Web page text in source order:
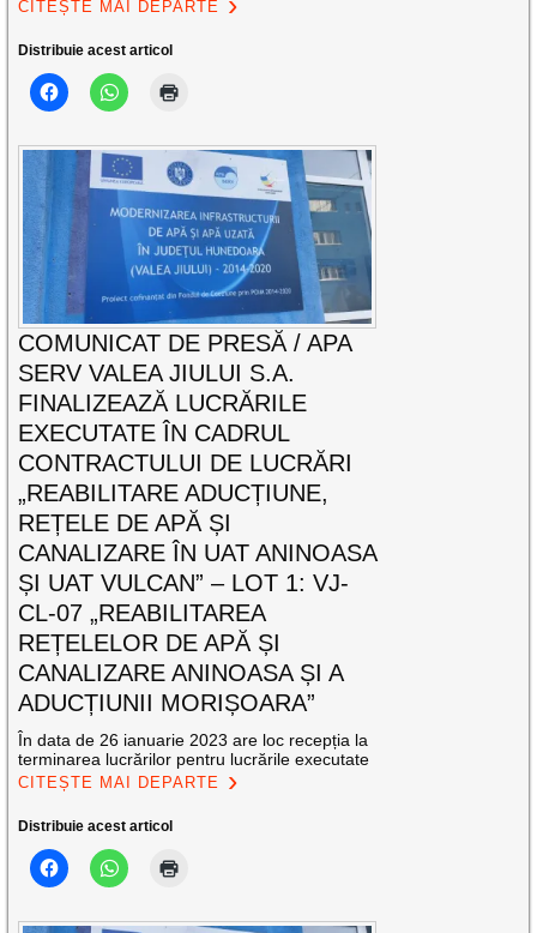
CITEȘTE MAI DEPARTE
Distribuie acest articol
COMUNICAT DE PRESĂ / APA
SERV VALEA JIULUI S.A.
FINALIZEAZĂ LUCRĂRILE
EXECUTATE ÎN CADRUL
CONTRACTULUI DE LUCRĂRI
„REABILITARE ADUCȚIUNE,
REȚELE DE APĂ ȘI
CANALIZARE ÎN UAT ANINOASA
ȘI UAT VULCAN” – LOT 1: VJ-
CL-07 „REABILITAREA
REȚELELOR DE APĂ ȘI
CANALIZARE ANINOASA ȘI A
ADUCȚIUNII MORIȘOARA”
În data de 26 ianuarie 2023 are loc recepția la
terminarea lucrărilor pentru lucrările executate
CITEȘTE MAI DEPARTE
Distribuie acest articol